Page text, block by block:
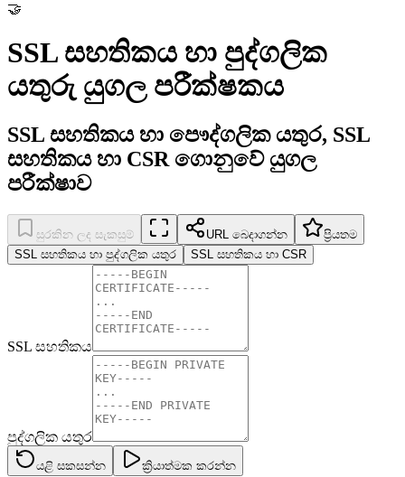
🤝
SSL සහතිකය හා පුද්ගලික
යතුරු යුගල පරීක්ෂකය
SSL සහතිකය හා පෞද්ගලික යතුර, SSL
සහතිකය හා CSR ගොනුවේ යුගල
පරීක්ෂාව
සුරකින ලද සැකසුම් URL බෙදාගන්න
ප්‍රියතම
SSL සහතිකය හා පුද්ගලික යතුර
SSL සහතිකය හා CSR
SSL සහතිකය
පුද්ගලික යතුර
යළි සකසන්න ක්‍රියාත්මක කරන්න